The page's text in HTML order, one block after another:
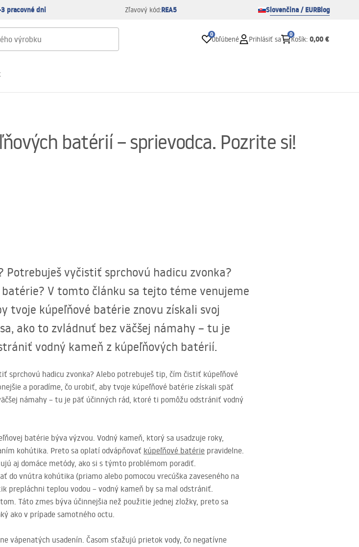
pracovné dni Zľavový kód:REA5 Slovenčina / EURBlog
0
Obľúbené Prihlásiť sa
0
Košík: 0,00 €
batérií – sprievodca. Pozrite si!
vyčistiť sprchovú hadicu zvonka?
V tomto článku sa tejto téme venujeme
tvoje kúpeľňové batérie znovu získali svoj
ako to zvládnuť bez väčšej námahy – tu je
vodný kameň z kúpeľňových batérií.
sprchovú hadicu zvonka? Alebo potrebuješ tip, čím čistiť kúpeľňové
a poradíme, čo urobiť, aby tvoje kúpeľňové batérie získali späť
námahy – tu je päť účinných rád, ktoré ti pomôžu odstrániť vodný
batérie býva výzvou. Vodný kameň, ktorý sa usadzuje roky,
kohútika. Preto sa oplatí odvápňovať kúpeľňové batérie pravidelne.
aj domáce metódy, ako si s týmto problémom poradiť.
do vnútra kohútika (priamo alebo pomocou vrecúška zaveseného na
prepláchni teplou vodou – vodný kameň by sa mal odstrániť.
Táto zmes býva účinnejšia než použitie jednej zložky, preto sa
ako v prípade samotného octu.
vápenatých usadenín. Časom sťažujú prietok vody, čo negatívne